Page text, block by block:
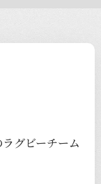
グビーチーム